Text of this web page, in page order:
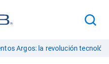
Argos: la revolución